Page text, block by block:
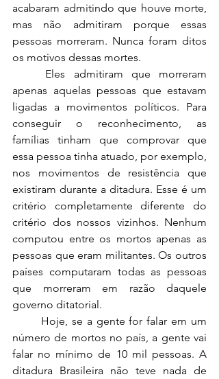
acabaram admitindo que houve morte,
mas não admitiram porque essas
pessoas morreram. Nunca foram ditos
os motivos dessas mortes.
apenas aquelas pessoas que estavam
ligadas a movimentos políticos. Para
conseguir o reconhecimento, as
famílias tinham que comprovar que
essa pessoa tinha atuado, por exemplo,
nos movimentos de resistência que
existiram durante a ditadura. Esse é um
critério completamente diferente do
critério dos nossos vizinhos. Nenhum
computou entre os mortos apenas as
pessoas que eram militantes. Os outros
países computaram todas as pessoas
que morreram em razão daquele
governo ditatorial.
número de mortos no país, a gente vai
falar no mínimo de 10 mil pessoas. A
ditadura Brasileira não teve nada de